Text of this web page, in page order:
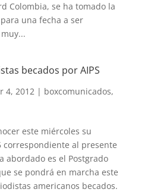
Colombia, se ha tomado la
una fecha a ser
becados por AIPS
4, 2012| boxcomunicados,
este miércoles su
al presente
abordado es el Postgrado
se pondrá en marcha este
americanos becados.